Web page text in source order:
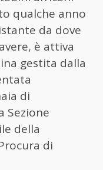
qualche anno
da dove
è attiva
gestita dalla
di
Sezione
della
di